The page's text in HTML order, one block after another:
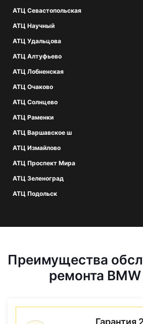
АТЦ Севастопольская
АТЦ Научный
АТЦ Удальцова
АТЦ Алтуфьево
АТЦ Лобненская
АТЦ Очаково
АТЦ Солнцево
АТЦ Раменки
АТЦ Варшавское ш
АТЦ Измайлово
АТЦ Проспект Мира
АТЦ Зеленоград
АТЦ Подольск
Преимущества
ремонта BMW
Гарантия